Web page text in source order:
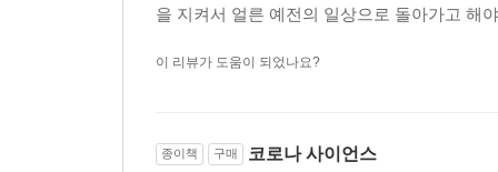
을 지켜서 얼른 예전의 일상으로 돌아가고 해
이 리뷰가 도움이 되었나요?
종이책 구매 코로나 사이언스